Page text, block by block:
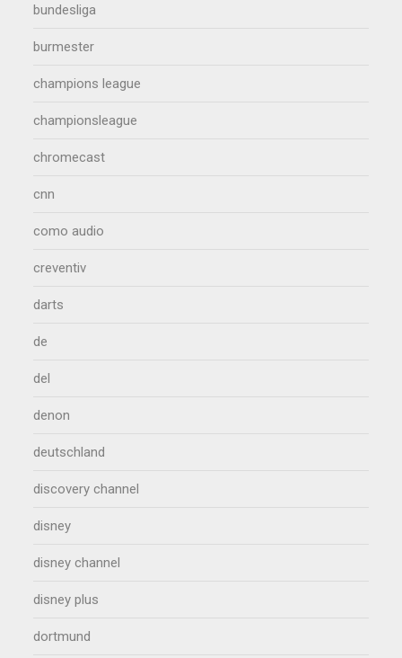
bundesliga
burmester
champions league
championsleague
chromecast
cnn
como audio
creventiv
darts
de
del
denon
deutschland
discovery channel
disney
disney channel
disney plus
dortmund